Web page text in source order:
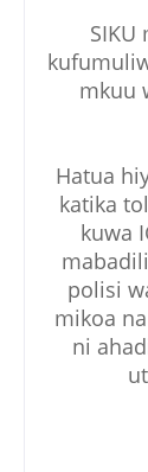
mkuu
Hatua
katika
kuwa
polisi
mikoa
ni